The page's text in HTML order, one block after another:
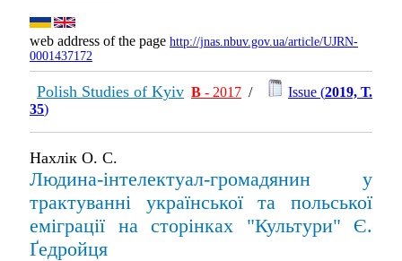
web address of the page http://jnas.nbuv.gov.ua/article/UJRN-
0001437172
Polish Studies of Kyiv В - 2017 / Issue (2019, Т.
35)
Нахлік О. С.
Людина-інтелектуал-громадянин у
трактуванні української та польської
еміграції на сторінках "Культури" Є.
Ґедройця